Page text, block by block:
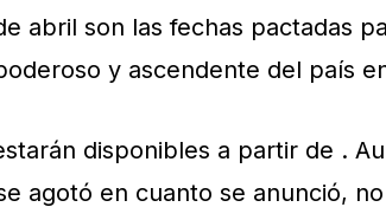
abril son las fechas pactadas
y ascendente del país
disponibles a partir de .
agotó en cuanto se anunció,